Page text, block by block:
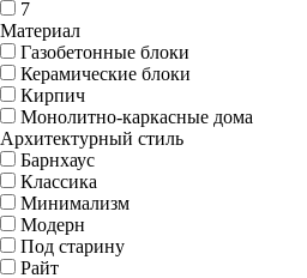
7
Материал
Газобетонные блоки
Керамические блоки
Кирпич
Монолитно-каркасные дома
Архитектурный стиль
Барнхаус
Классика
Минимализм
Модерн
Под старину
Райт